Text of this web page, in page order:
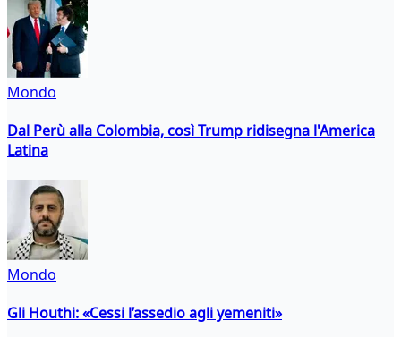
Mondo
Dal Perù alla Colombia, così Trump ridisegna l'America
Latina
Mondo
Gli Houthi: «Cessi l’assedio agli yemeniti»